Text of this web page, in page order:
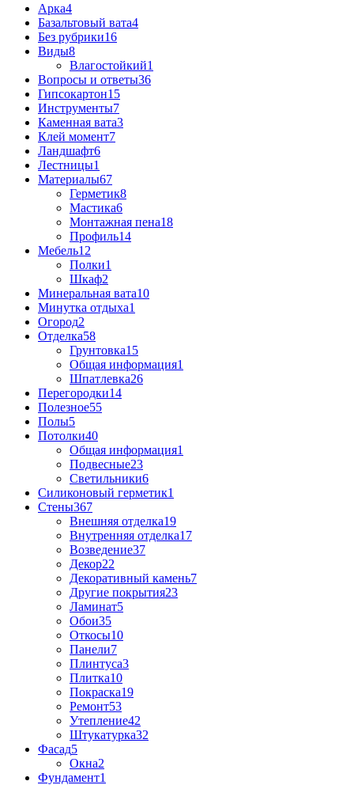
Арка4
Базальтовый вата4
Без рубрики16
Виды8
Влагостойкий1
Вопросы и ответы36
Гипсокартон15
Инструменты7
Каменная вата3
Клей момент7
Ландшафт6
Лестницы1
Материалы67
Герметик8
Мастика6
Монтажная пена18
Профиль14
Мебель12
Полки1
Шкаф2
Минеральная вата10
Минутка отдыха1
Огород2
Отделка58
Грунтовка15
Общая информация1
Шпатлевка26
Перегородки14
Полезное55
Полы5
Потолки40
Общая информация1
Подвесные23
Светильники6
Силиконовый герметик1
Стены367
Внешняя отделка19
Внутренняя отделка17
Возведение37
Декор22
Декоративный камень7
Другие покрытия23
Ламинат5
Обои35
Откосы10
Панели7
Плинтуса3
Плитка10
Покраска19
Ремонт53
Утепление42
Штукатурка32
Фасад5
Окна2
Фундамент1